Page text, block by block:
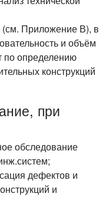
(см. Приложение В), в
и объём
по определению
конструкций
при
обследование
дефектов и
и